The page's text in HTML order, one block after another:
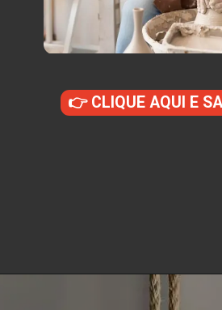
👉 CLIQUE AQUI E